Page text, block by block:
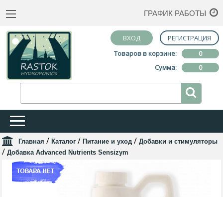
ГРАФИК РАБОТЫ
ВХОД
РЕГИСТРАЦИЯ
Товаров в корзине:
0
Сумма:
0
Главная / Каталог / Питание и уход / Добавки и стимуляторы
/ Добавка Advanced Nutrients Sensizym